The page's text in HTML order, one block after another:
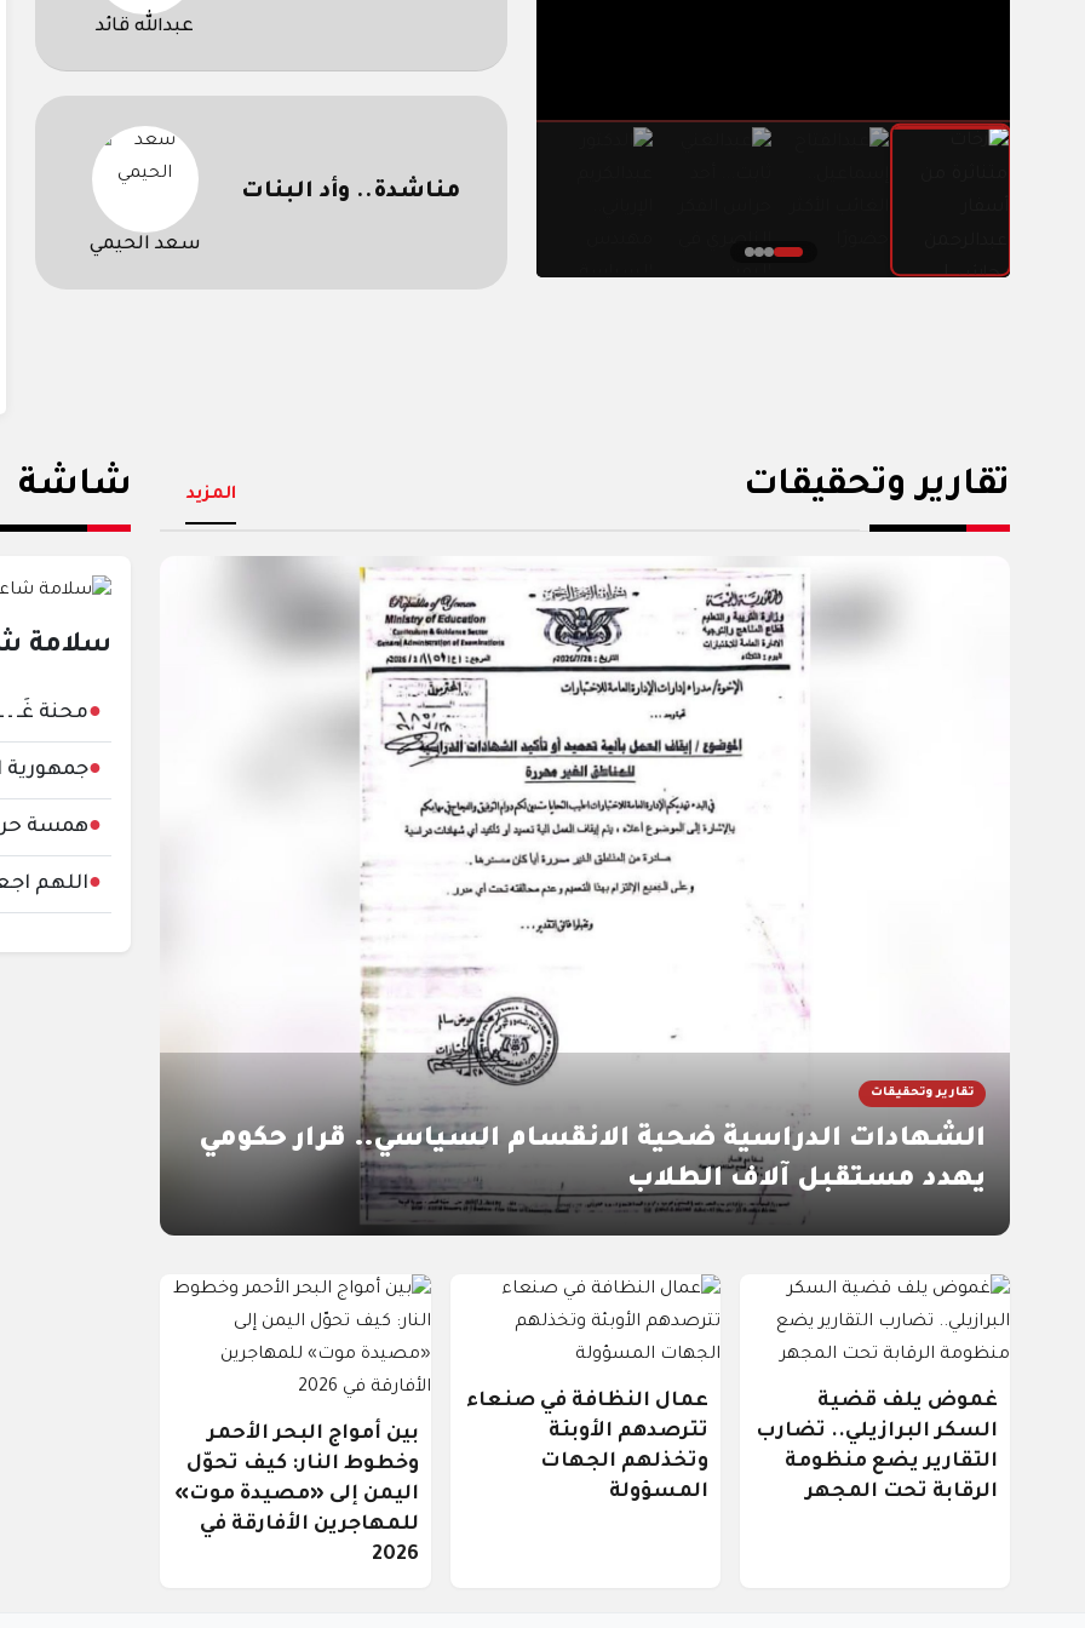
تقارير وتحقيقات المزيد
الشهادات الدراسية ضحية الانقسام السياسي.. قرار حكومي
يهدد مستقبل آلاف الطلاب
غموض يلف قضية
السكر البرازيلي.. تضارب
عمال النظافة في صنعاء
تترصدهم الأوبئة
بين أمواج البحر الأحمر
وخطوط النار: كيف تحوّل
اليمن إلى «مصيدة موت»
شاشة
سلامة
●محنة غَـ ـ
●جمهورية
●همسة